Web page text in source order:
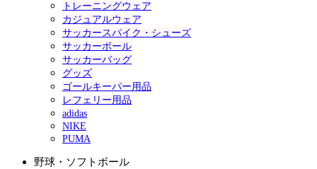
トレーニングウェア
カジュアルウェア
サッカースパイク・シューズ
サッカーボール
サッカーバッグ
グッズ
ゴールキーパー用品
レフェリー用品
adidas
NIKE
PUMA
野球・ソフトボール